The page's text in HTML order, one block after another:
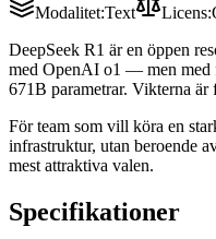
Modalitet:Text Licens:
DeepSeek R1 är en öppen
med OpenAI o1 — men med
671B parametrar. Vikterna
För team som vill köra en
infrastruktur, utan beroende
mest attraktiva valen.
Specifikationer